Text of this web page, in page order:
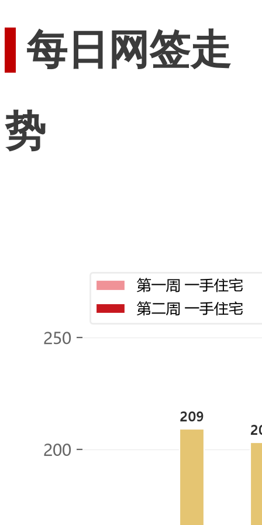
每日网签走
势